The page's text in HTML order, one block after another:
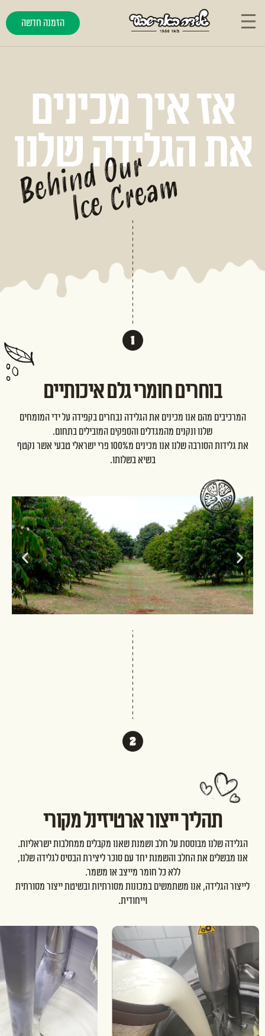
הזמנה חדשה
אז איך מכינים
את הגלידה שלנו
בוחרים חומרי גלם איכותיים
המרכיבים מהם אנו מכינים את הגלידה נבחרים בקפידה על ידי המומחים
שלנו ונקנים מהמגדלים והספקים המובילים בתחום.
את גלידות הסורבה שלנו אנו מכינים מ100% פרי ישראלי טבעי אשר נקטף
בשיא בשלותו.
תהליך ייצור ארטיזינל מקורי
הגלידה שלנו מבוססת על חלב ושמנת שאנו מקבלים ממחלבות ישראליות.
אנו מבשלים את החלב והשמנת יחד עם סוכר ליצירת הבסיס לגלידה שלנו,
ללא כל חומר מייצב או משמר.
לייצור הגלידה, אנו משתמשים במכונות מסורתיות ובשיטת ייצור מסורתית
וייחודית.